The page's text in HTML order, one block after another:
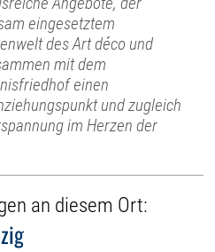
eingesetztem
des Art déco und
mit dem
einen
und zugleich
im Herzen der
an diesem Ort: